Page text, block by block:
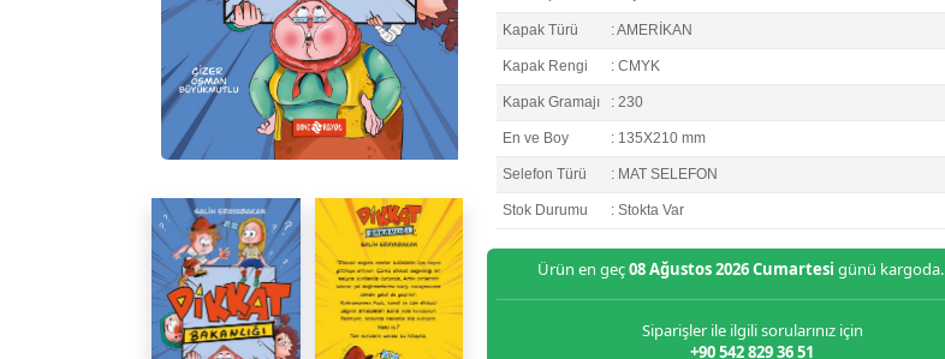
Kapak Türü : AMERİKAN
Kapak Rengi : CMYK
Kapak Gramajı : 230
En ve Boy : 135X210 mm
Selefon Türü : MAT SELEFON
Stok Durumu : Stokta Var
Ürün en geç08 Ağustos 2026 Cumartesi günü kargoda.
Siparişler ile ilgili sorularınız için
+90 542 829 36 51